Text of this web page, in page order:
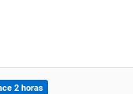
2 horas